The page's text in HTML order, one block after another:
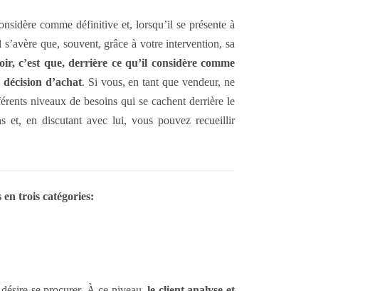
comme définitive et, lorsqu’il se présente à
que, souvent, grâce à votre intervention, sa
c’est que, derrière ce qu’il considère comme
d’achat. Si vous, en tant que vendeur, ne
niveaux de besoins qui se cachent derrière le
et, en discutant avec lui, vous pouvez recueillir
trois catégories: